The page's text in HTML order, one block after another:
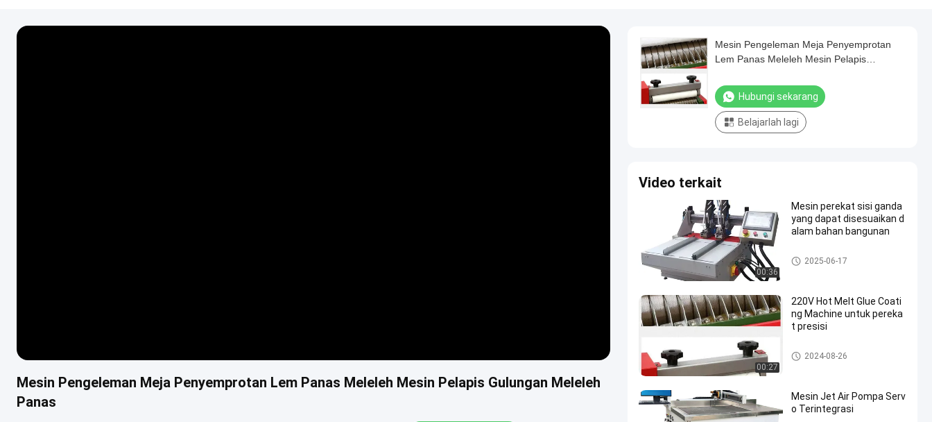
Mesin Pengeleman Meja Penyemprotan Lem Panas Meleleh Mesin Pelapis Gulungan Meleleh
Panas
Mesin Pengeleman Meja Penyemprotan
Lem Panas Meleleh Mesin Pelapis
Hubungi sekarang
Belajarlah lagi
Video terkait
00:36
Mesin perekat sisi ganda
yang dapat disesuaikan d
alam bahan bangunan
Laser cutting mesin
2025-06-17
00:27
220V Hot Melt Glue Coati
ng Machine untuk pereka
t presisi
Laser cutting mesin
2024-08-26
Mesin Jet Air Pompa Serv
o Terintegrasi